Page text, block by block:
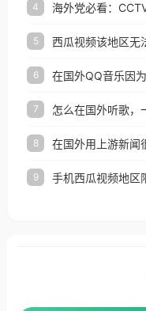
4
5 西瓜视频该地区无
6
7 怎么在国外听歌，
8
9